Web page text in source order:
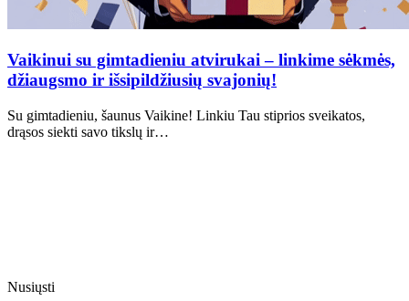
Vaikinui su gimtadieniu atvirukai – linkime sėkmės,
džiaugsmo ir išsipildžiusių svajonių!
Su gimtadieniu, šaunus Vaikine! Linkiu Tau stiprios sveikatos,
drąsos siekti savo tikslų ir…
Nusiųsti